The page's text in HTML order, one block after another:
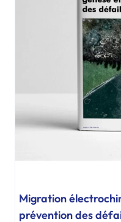
Migration
prévention des